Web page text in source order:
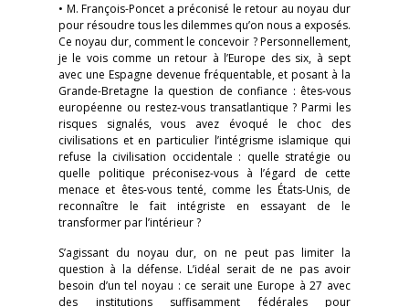
• M. François-Poncet a préconisé le retour au noyau dur
pour résoudre tous les dilemmes qu’on nous a exposés.
Ce noyau dur, comment le concevoir ? Personnellement,
je le vois comme un retour à l’Europe des six, à sept
avec une Espagne devenue fréquentable, et posant à la
Grande-Bretagne la question de confiance : êtes-vous
européenne ou restez-vous transatlantique ? Parmi les
risques signalés, vous avez évoqué le choc des
civilisations et en particulier l’intégrisme islamique qui
refuse la civilisation occidentale : quelle stratégie ou
quelle politique préconisez-vous à l’égard de cette
menace et êtes-vous tenté, comme les États-Unis, de
reconnaître le fait intégriste en essayant de le
transformer par l’intérieur ?
S’agissant du noyau dur, on ne peut pas limiter la
question à la défense. L’idéal serait de ne pas avoir
besoin d’un tel noyau : ce serait une Europe à 27 avec
des institutions suffisamment fédérales pour